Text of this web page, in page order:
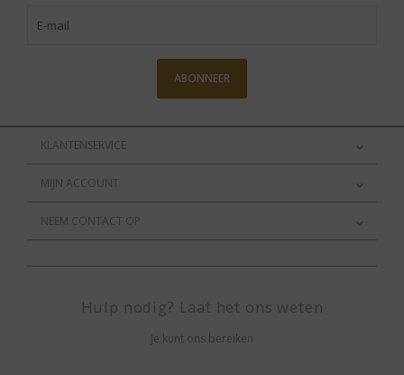
ABONNEER
KLANTENSERVICE
MIJN ACCOUNT
NEEM CONTACT OP
Hulp nodig? Laat het ons weten
Je kunt ons bereiken